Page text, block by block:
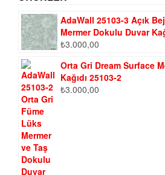
AdaWall 25103-3 Açık
Mermer Dokulu Duvar
₺3.000,00
Orta Gri Dream Surface
Kağıdı 25103-2
₺3.000,00